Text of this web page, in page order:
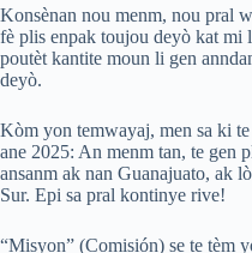
Konsènan nou menm, nou pral
fè plis enpak toujou deyò kat mi
poutèt kantite moun li gen
deyò.
Kòm yon temwayaj, men sa ki
ane 2025: An menm tan, te gen
ansanm ak nan Guanajuato, ak
Sur. Epi sa pral kontinye rive!
“Misyon” (Comisión) se te tèm